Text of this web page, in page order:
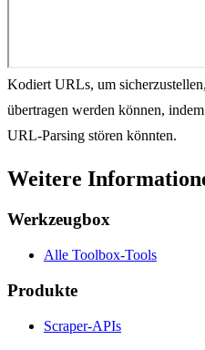
Kodiert URLs, um
übertragen werden können,
URL-Parsing stören könnten.
Weitere
Werkzeugbox
Alle Toolbox-Tools
Produkte
Scraper-APIs